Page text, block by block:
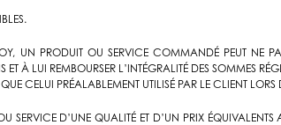
UN PRODUIT OU SERVICE COMMANDÉ PEUT NE
À LUI REMBOURSER L’INTÉGRALITÉ DES SOMMES
CELUI PRÉALABLEMENT UTILISÉ PAR LE CLIENT
SERVICE D’UNE QUALITÉ ET D’UN PRIX